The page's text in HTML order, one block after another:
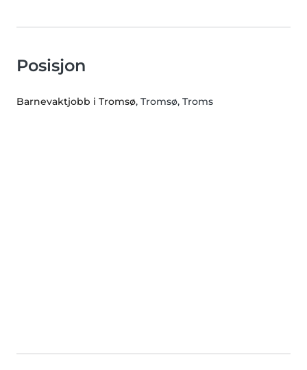
Posisjon
Barnevaktjobb i Tromsø, Tromsø, Troms